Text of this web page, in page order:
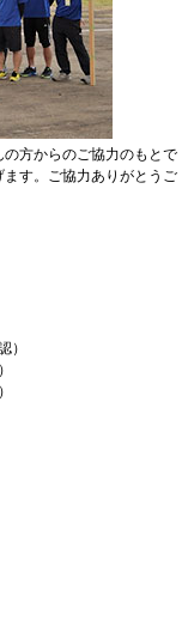
方からのご協力のもとで
す。ご協力ありがとうご
）